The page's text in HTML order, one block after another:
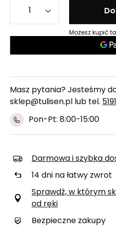
Możesz kupić
Masz pytania? Jesteśmy
sklep@tulisen.pl lub tel.
Pon-Pt: 8:00-15:00
Darmowa i szybka
14 dni na łatwy zwrot
Sprawdź, w którym
od ręki
Bezpieczne zakupy